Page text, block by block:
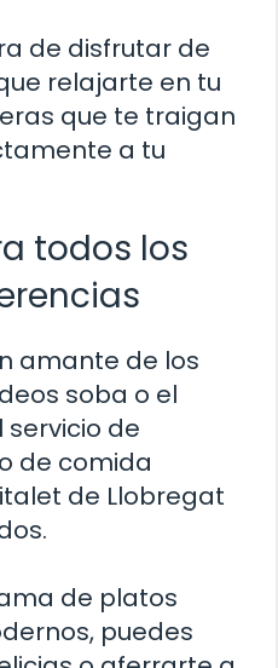
de disfrutar de
relajarte en tu
que te traigan
a tu
todos los
amante de los
soba o el
servicio de
de comida
de Llobregat
de platos
puedes